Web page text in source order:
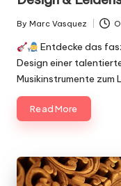
Posted
by
By Marc Vasquez
Entdecke das
Design einer
Musikinstrumente zum
Read More